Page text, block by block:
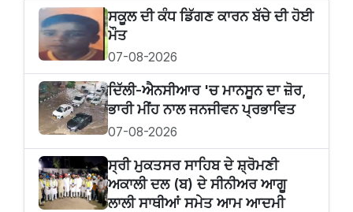
ਸਕੂਲ ਦੀ ਕੰਧ ਡਿੱਗਣ ਕਾਰਨ ਬੱਚੇ ਦੀ ਹੋਈ
ਮੌਤ
07-08-2026
ਦਿੱਲੀ-ਐਨਸੀਆਰ 'ਚ ਮਾਨਸੂਨ ਦਾ ਜ਼ੋਰ,
ਭਾਰੀ ਮੀਂਹ ਨਾਲ ਜਨਜੀਵਨ ਪ੍ਰਭਾਵਿਤ
07-08-2026
ਸ੍ਰੀ ਮੁਕਤਸਰ ਸਾਹਿਬ ਦੇ ਸ਼੍ਰੋਮਣੀ
ਅਕਾਲੀ ਦਲ (ਬ) ਦੇ ਸੀਨੀਅਰ ਆਗੂ
ਲਾਲੀ ਸਾਥੀਆਂ ਸਮੇਤ ਆਮ ਆਦਮੀ